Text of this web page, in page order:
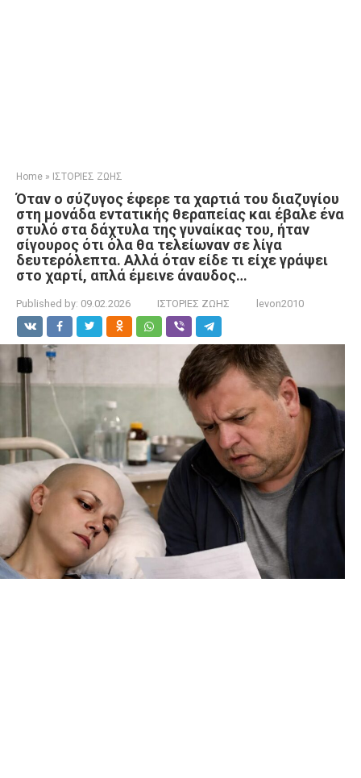
Home » ΙΣΤΟΡΙΕΣ ΖΩΗΣ
Όταν ο σύζυγος έφερε τα χαρτιά του διαζυγίου
στη μονάδα εντατικής θεραπείας και έβαλε ένα
στυλό στα δάχτυλα της γυναίκας του, ήταν
σίγουρος ότι όλα θα τελείωναν σε λίγα
δευτερόλεπτα. Αλλά όταν είδε τι είχε γράψει
στο χαρτί, απλά έμεινε άναυδος…
Published by: 09.02.2026 ΙΣΤΟΡΙΕΣ ΖΩΗΣ levon2010